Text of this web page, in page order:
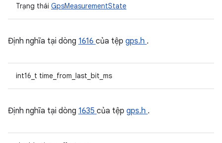
Trạng thái GpsMeasurementState
Định nghĩa tại dòng 1616 của tệp gps.h .
int16_t time_from_last_bit_ms
Định nghĩa tại dòng 1635 của tệp gps.h .